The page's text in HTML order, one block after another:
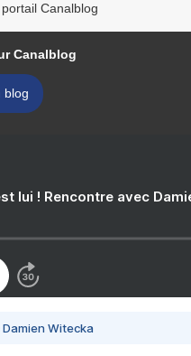
Canalblog
Canalblog
blog
lui ! Rencontre avec
Witecka